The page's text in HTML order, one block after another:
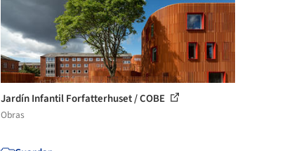
Jardín Infantil Forfatterhuset / COBE
Obras